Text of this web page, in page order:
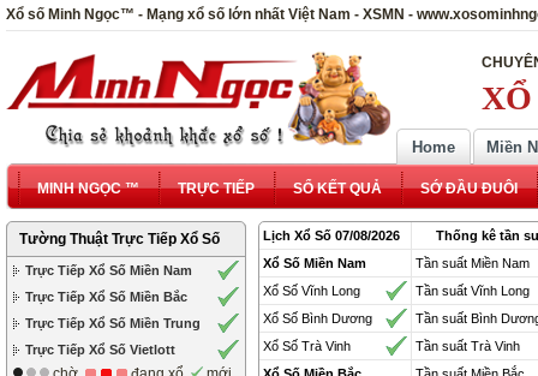
Xổ số Minh Ngọc™ - Mạng xổ số lớn nhất Việt Nam - XSMN -
Home Miền
MINH NGỌC ™ TRỰC TIẾP SỔ KẾT QUẢ SỚ ĐẦU ĐUÔI
Tường Thuật Trực Tiếp Xổ Số
Trực Tiếp Xổ Số Miền Nam
Trực Tiếp Xổ Số Miền Bắc
Trực Tiếp Xổ Số Miền Trung
Trực Tiếp Xổ Số Vietlott
Lịch Xổ Số 07/08/2026
Thống kê tần
Xổ Số Miền Nam
Tần suất Miền Nam
Xổ Số Vĩnh Long
Tần suất Vĩnh Long
Xổ Số Bình Dương
Tần suất Bình
Xổ Số Trà Vinh
Tần suất Trà Vinh